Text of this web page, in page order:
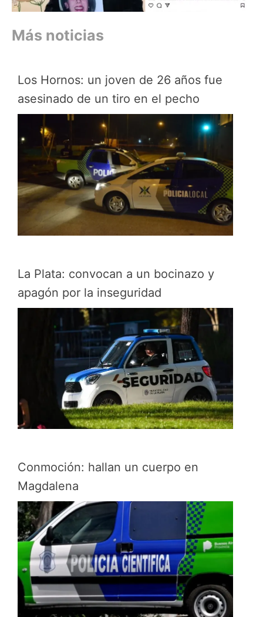
Más noticias
Los Hornos: un joven de 26 años fue
asesinado de un tiro en el pecho
La Plata: convocan a un bocinazo y
apagón por la inseguridad
Conmoción: hallan un cuerpo en
Magdalena